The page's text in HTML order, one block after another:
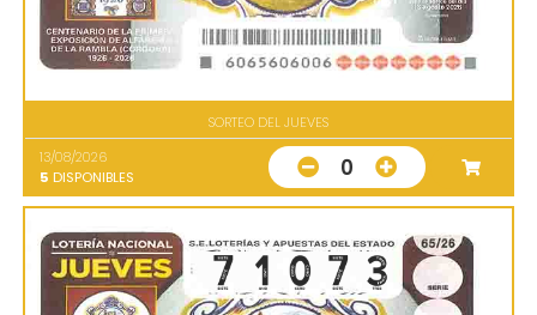
SORTEO DEL JUEVES
13/08/2026
5 DISPONIBLES 0